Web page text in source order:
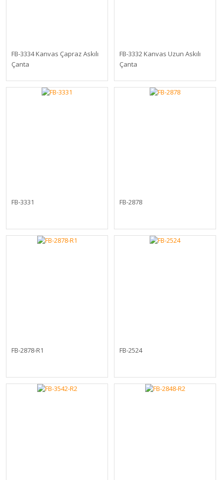
FB-3334 Kanvas Çapraz Askılı
Çanta
FB-3332 Kanvas Uzun Askılı
Çanta
FB-3331 FB-2878
FB-2878-R1 FB-2524